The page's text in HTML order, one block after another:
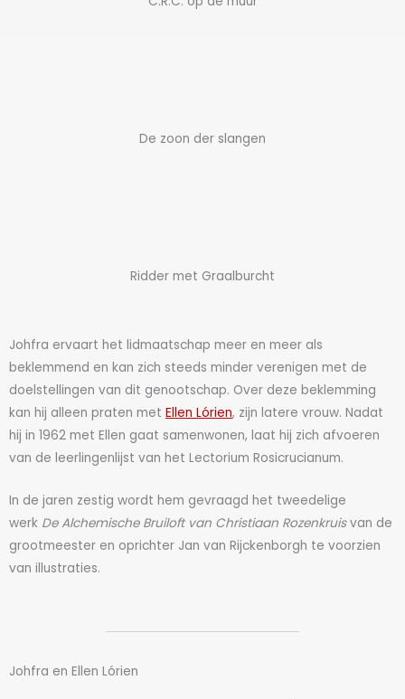
De zoon der slangen
Ridder met Graalburcht
Johfra ervaart het lidmaatschap meer en meer als
beklemmend en kan zich steeds minder verenigen met de
doelstellingen van dit genootschap. Over deze beklemming
kan hij alleen praten met Ellen Lórien, zijn latere vrouw. Nadat
hij in 1962 met Ellen gaat samenwonen, laat hij zich afvoeren
van de leerlingenlijst van het Lectorium Rosicrucianum.
In de jaren zestig wordt hem gevraagd het tweedelige
werk De Alchemische Bruiloft van Christiaan Rozenkruisvan de
grootmeester en oprichter Jan van Rijckenborgh te voorzien
van illustraties.
Johfra en Ellen Lórien